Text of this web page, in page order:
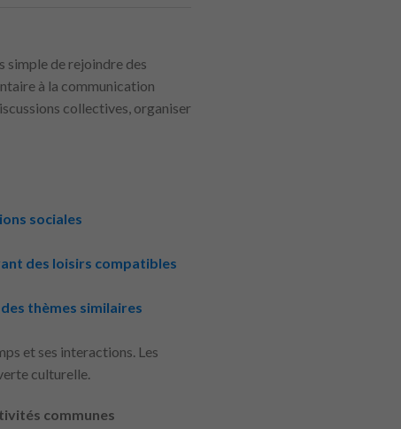
simple de rejoindre des
à la communication
collectives, organiser
sociales
des loisirs compatibles
thèmes similaires
et ses interactions. Les
culturelle.
communes